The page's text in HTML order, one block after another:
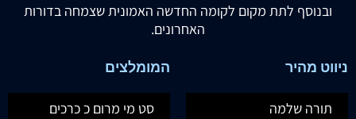
ובנוסף לתת מקום לקומה החדשה האמונית שצמחה בדורות
האחרונים.
ניווט מהיר
תורה שלמה
המומלצים
סט מי מרום כ כרכים